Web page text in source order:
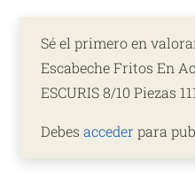
Sé el primero en
Escabeche Fritos En
ESCURIS 8/10 Piezas
Debesacceder para